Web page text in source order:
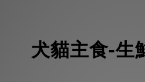
犬貓主食-生